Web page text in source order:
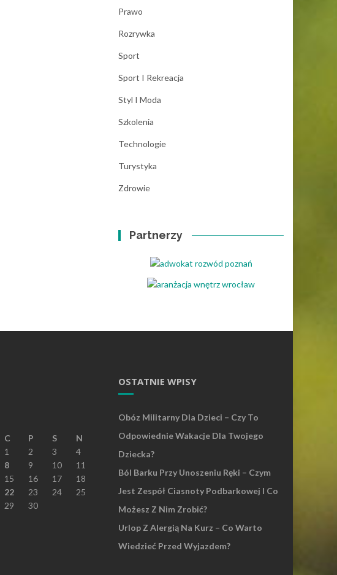
Prawo
Rozrywka
Sport
Sport I Rekreacja
Styl I Moda
Szkolenia
Technologie
Turystyka
Zdrowie
Partnerzy
C P S
N
1
2 3
4
8 9 10
11
15 16 17
18
22 23 24
25
29 30
OSTATNIE WPISY
Obóz Militarny Dla Dzieci – Czy To
Odpowiednie Wakacje Dla Twojego
Dziecka?
Ból Barku Przy Unoszeniu Ręki – Czym
Jest Zespół Ciasnoty Podbarkowej I Co
Możesz Z Nim Zrobić?
Urlop Z Alergią Na Kurz – Co Warto
Wiedzieć Przed Wyjazdem?